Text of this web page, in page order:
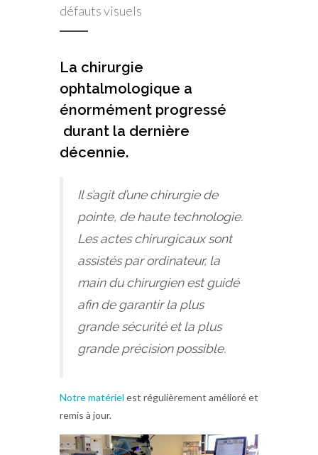
défauts visuels
La chirurgie
ophtalmologique a
énormément progressé
durant la dernière
décennie.
Il s’agit d’une chirurgie de
pointe, de haute technologie.
Les actes chirurgicaux sont
assistés par ordinateur, la
main du chirurgien est guidé
afin de garantir la plus
grande sécurité et la plus
grande précision possible.
Notre matériel est régulièrement amélioré et
remis à jour.